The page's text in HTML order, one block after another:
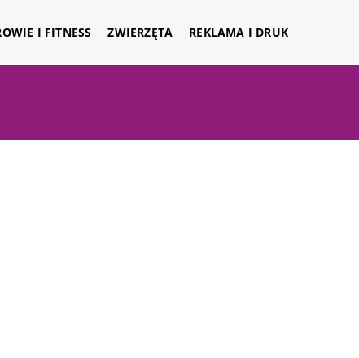
I FITNESS ZWIERZĘTA REKLAMA I DRUK